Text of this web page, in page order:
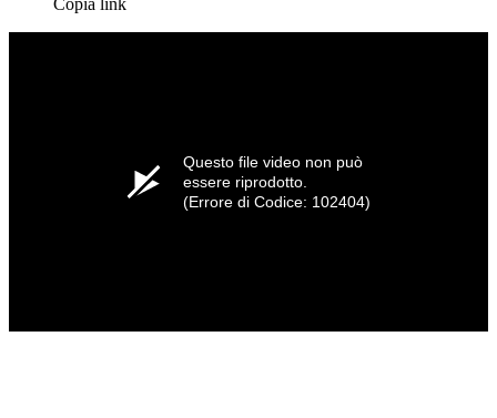
Questo file video non può
essere riprodotto.
(Errore di Codice: 102404)